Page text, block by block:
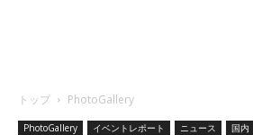
トップ PhotoGallery
PhotoGallery イベントレポート ニュース 国内